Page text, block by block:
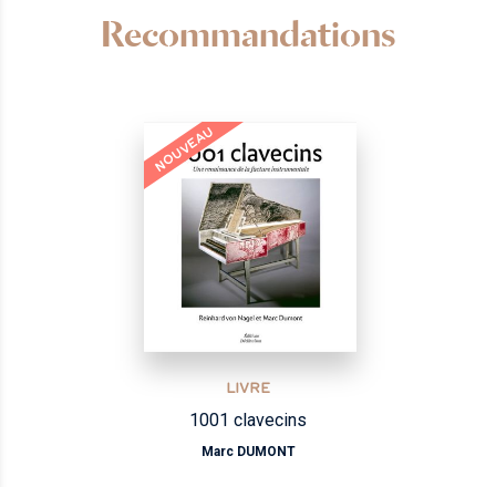
Recommandations
NOUVEAU
LIVRE
1001 clavecins
Marc DUMONT